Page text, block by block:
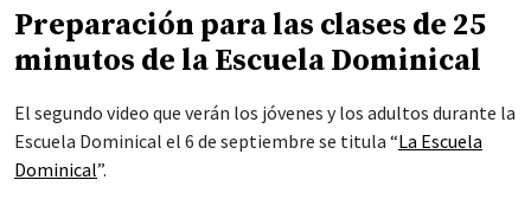
Preparación para las clases de 25
minutos de la Escuela Dominical
El segundo video que verán los jóvenes y los adultos durante la
Escuela Dominical el 6 de septiembre se titula “La Escuela
Dominical”.